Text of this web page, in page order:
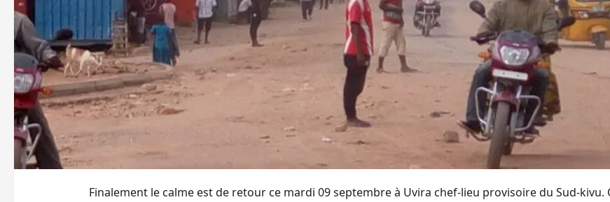
Finalement le calme est de retour ce mardi 09 septembre à Uvira chef-lieu provisoire du Sud-